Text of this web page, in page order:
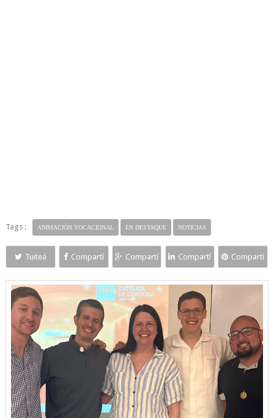
Tags : ANIMACIÓN VOCACIONAL EN DESTAQUE NOTICIAS
Tuiteá Compartí Compartí Compartí Compartí